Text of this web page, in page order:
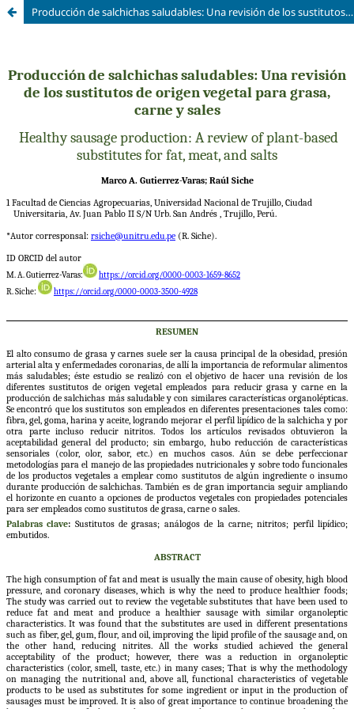
Producción de salchichas saludables: Una revisión de los sustitutos de origen vegetal para grasa, carne y sales